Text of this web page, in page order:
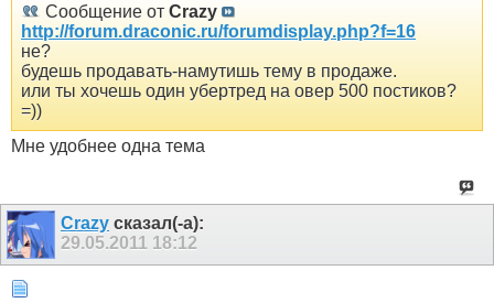
Сообщение от Crazy
http://forum.draconic.ru/forumdisplay.php?f=16
не?
будешь продавать-намутишь тему в продаже.
или ты хочешь один убертред на овер 500 постиков?
=))
Мне удобнее одна тема
Crazy сказал(-а):
29.05.2011 18:12